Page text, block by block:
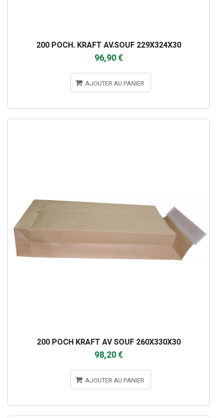
200 POCH. KRAFT AV.SOUF 229X324X30
96,90 €
AJOUTER AU PANIER
200 POCH KRAFT AV SOUF 260X330X30
98,20 €
AJOUTER AU PANIER